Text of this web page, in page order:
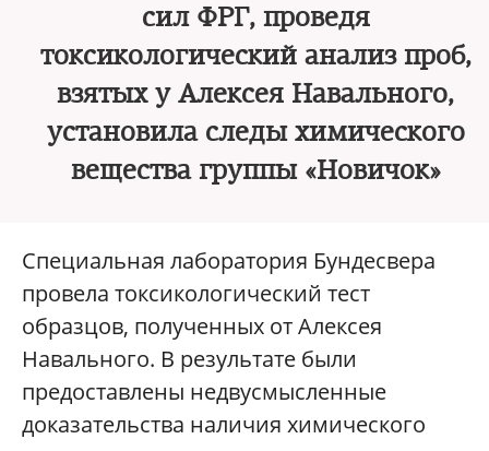
сил ФРГ, проведя
токсикологический анализ проб,
взятых у Алексея Навального,
установила следы химического
вещества группы «Новичок»
Специальная лаборатория Бундесвера
провела токсикологический тест
образцов, полученных от Алексея
Навального. В результате были
предоставлены недвусмысленные
доказательства наличия химического